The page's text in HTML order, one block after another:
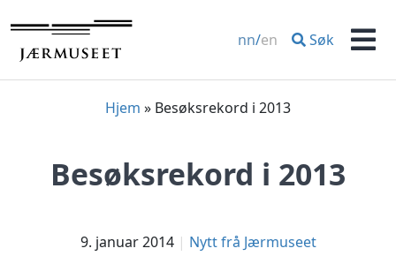
til
innhold
nn/en Søk
Hjem » Besøksrekord i 2013
Besøksrekord i 2013
9. januar 2014 Nytt frå Jærmuseet